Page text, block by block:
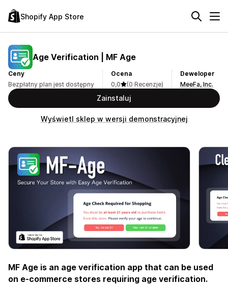
Shopify App Store
Age Verification | MF Age
Ceny
Bezpłatny plan jest dostępny
Ocena
0,0
(0 Recenzje)
Deweloper
MeeFa, Inc.
Zainstaluj
Wyświetl sklep w wersji demonstracyjnej
MF Age is an age verification app that can be used
on e-commerce stores requiring age verification.